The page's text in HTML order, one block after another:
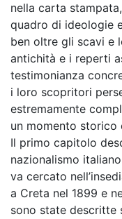
nella carta
quadro di ideologie
ben oltre gli scavi e
antichità e i reperti
testimonianza
i loro scopritori
estremamente
un momento storico
Il primo capitolo
nazionalismo
va cercato
a Creta nel 1899 e
sono state descritte